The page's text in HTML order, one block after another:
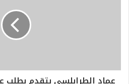
عماد الطرابلسي يتقدم بطلب